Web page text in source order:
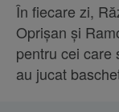
În fiecare zi,
Oprișan și
pentru cei care
au jucat